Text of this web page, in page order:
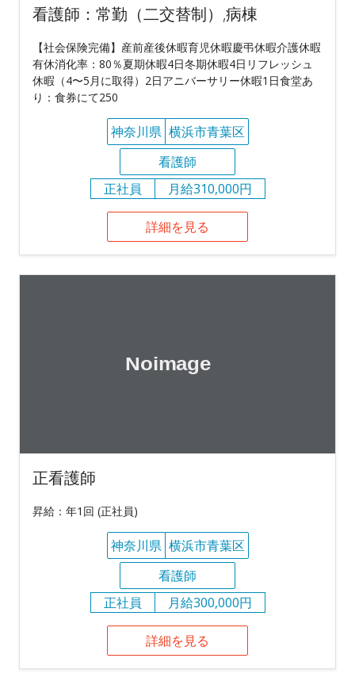
看護師：常勤（二交替制）,病棟
【社会保険完備】産前産後休暇育児休暇慶弔休暇介護休暇
有休消化率：80％夏期休暇4日冬期休暇4日リフレッシュ
休暇（4〜5月に取得）2日アニバーサリー休暇1日食堂あ
り：食券にて250
神奈川県 横浜市青葉区
看護師
正社員
月給310,000円
詳細を見る
正看護師
昇給：年1回 (正社員)
神奈川県 横浜市青葉区
看護師
正社員
月給300,000円
詳細を見る